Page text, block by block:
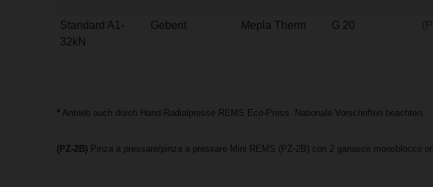
Standard A1-
32kN
Geberit Mepla Therm G 20
* Antrieb auch durch Hand-Radialpresse REMS Eco-Press. Nationale Vorschriften beachten.
(PZ-2B) Pinza a pressare/pinza a pressare Mini REMS (PZ-2B) con 2 ganasce monoblocco